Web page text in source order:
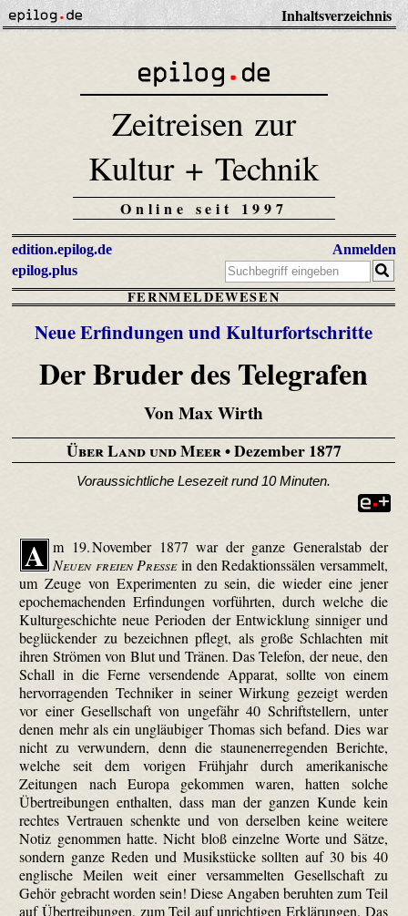
Inhaltsverzeichnis
Zeitreisen zur
Kultur + Technik
Online seit 1997
edition.epilog.de
epilog.plus
Anmelden
FERNMELDEWESEN
Neue Erfindungen und Kulturfortschritte
Der Bruder des Telegrafen
Von Max Wirth
Über Land und Meer• Dezember 1877
Voraussichtliche Lesezeit rund 10 Minuten.
A m 19. November 1877 war der ganze Generalstab der
Neuen freien Pressein den Redaktionssälen versammelt,
um Zeuge von Experimenten zu sein, die wieder eine jener
epochemachenden Erfindungen vorführten, durch welche die
Kulturgeschichte neue Perioden der Entwicklung sinniger und
beglückender zu bezeichnen pflegt, als große Schlachten mit
ihren Strömen von Blut und Tränen. Das Telefon, der neue, den
Schall in die Ferne versendende Apparat, sollte von einem
hervorragenden Techniker in seiner Wirkung gezeigt werden
vor einer Gesellschaft von ungefähr 40 Schriftstellern, unter
denen mehr als ein ungläubiger Thomas sich befand. Dies war
nicht zu verwundern, denn die staunenerregenden Berichte,
welche seit dem vorigen Frühjahr durch amerikanische
Zeitungen nach Europa gekommen waren, hatten solche
Übertreibungen enthalten, dass man der ganzen Kunde kein
rechtes Vertrauen schenkte und von derselben keine weitere
Notiz genommen hatte. Nicht bloß einzelne Worte und Sätze,
sondern ganze Reden und Musikstücke sollten auf 30 bis 40
englische Meilen weit einer versammelten Gesellschaft zu
Gehör gebracht worden sein! Diese Angaben beruhten zum Teil
auf Übertreibungen, zum Teil auf unrichtigen Erklärungen. Das